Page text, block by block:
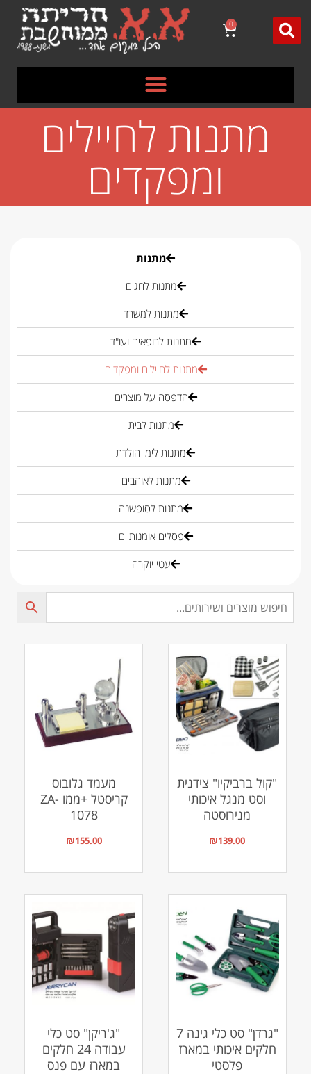
0
מתנות לחיילים
ומפקדים
מתנות
מתנות לחגים
מתנות למשרד
מתנות לרופאים ועו"ד
מתנות לחיילים ומפקדים
הדפסה על מוצרים
מתנות לבית
מתנות לימי הולדת
מתנות לאוהבים
מתנות לסופשנה
פסלים אומנותיים
עטי יוקרה
"קול ברביקיו" צידנית
וסט מנגל איכותי
מנירוסטה
₪139.00
מעמד גלובוס
קריסטל +ממו ZA-
1078
₪155.00
"גרדן" סט כלי גינה 7
חלקים איכותי במארז
פלסטי
"ג'ריקן" סט כלי
עבודה 24 חלקים
במארז עם פנס